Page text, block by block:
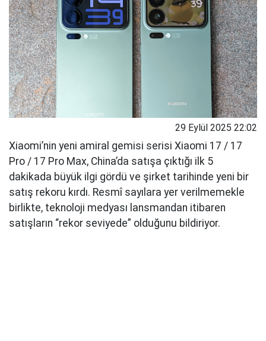
29 Eylül 2025 22:02
Xiaomi’nin yeni amiral gemisi serisi Xiaomi 17 / 17
Pro / 17 Pro Max, China’da satışa çıktığı ilk 5
dakikada büyük ilgi gördü ve şirket tarihinde yeni bir
satış rekoru kırdı. Resmî sayılara yer verilmemekle
birlikte, teknoloji medyası lansmandan itibaren
satışların “rekor seviyede” olduğunu bildiriyor.